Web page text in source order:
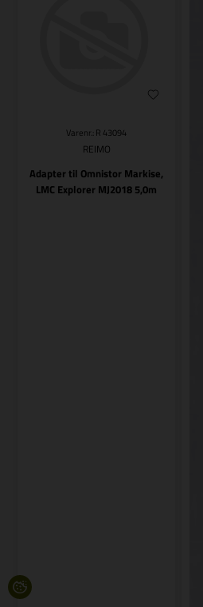
Varenr.: R 43094
REIMO
Adapter til Omnistor Markise,
LMC Explorer MJ2018 5,0m